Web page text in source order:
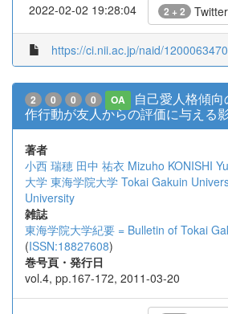
2022-02-02 19:28:04 2 + 2 Twitter
https://ci.nii.ac.jp/naid/
2 0 0 0 OA
自己愛人格傾
作行動が友人からの評価に与える
著者
小西 瑞穂 田中 祐衣 Mizuho KONISHI
大学 東海学院大学 Tokai Gakuin
University
雑誌
東海学院大学紀要 = Bulletin of Tokai
(ISSN:18827608)
巻号頁・発行日
vol.4, pp.167-172, 2011-03-20